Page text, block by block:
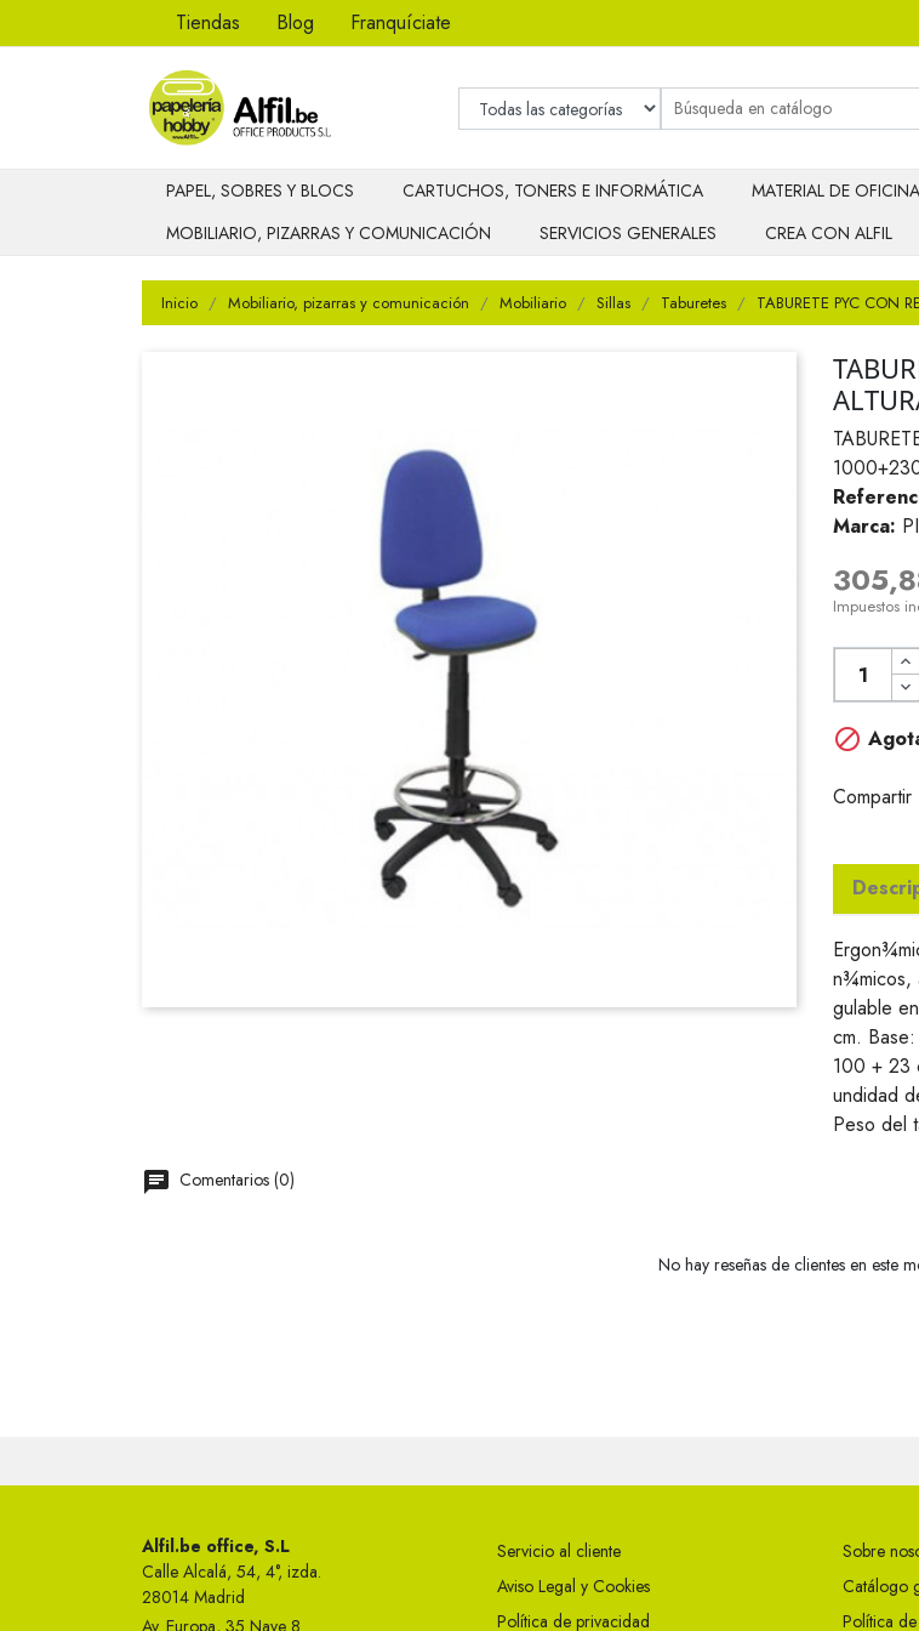
Tiendas Blog Franquíciate
PAPEL, SOBRES Y BLOCS CARTUCHOS, TONERS E INFORMÁTICA MATERIAL DE OFICINA
MOBILIARIO, PIZARRAS Y COMUNICACIÓN
SERVICIOS GENERALES CREA CON ALFIL
Inicio Mobiliario, pizarras y comunicación Mobiliario Sillas Taburetes TABURETE PYC CON
Marca:
Impuestos

Compartir
n¾micos,
gulable
cm.
100 + 23
undidad
Peso del
Comentarios (0)
No hay reseñas de clientes en este
Alfil.be office, S.L
Calle Alcalá, 54, 4°, izda.
28014 Madrid
Servicio al cliente
Aviso Legal y Cookies
Política de privacidad
Sobre
Catálogo
Política